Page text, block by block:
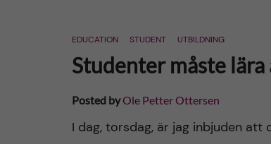
EDUCATION STUDENT UTBILDNING
Studenter måste lära
Posted byOle Petter Ottersen
I dag, torsdag, är jag inbjuden att